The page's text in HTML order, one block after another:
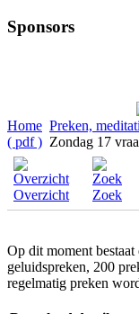
Sponsors
Home Preken,
( pdf ) Zondag 17
Overzicht Zoek
Op dit moment
geluidspreken, 200
regelmatig preken